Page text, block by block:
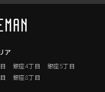
ア
銀座4丁目
銀座5丁目
銀座8丁目